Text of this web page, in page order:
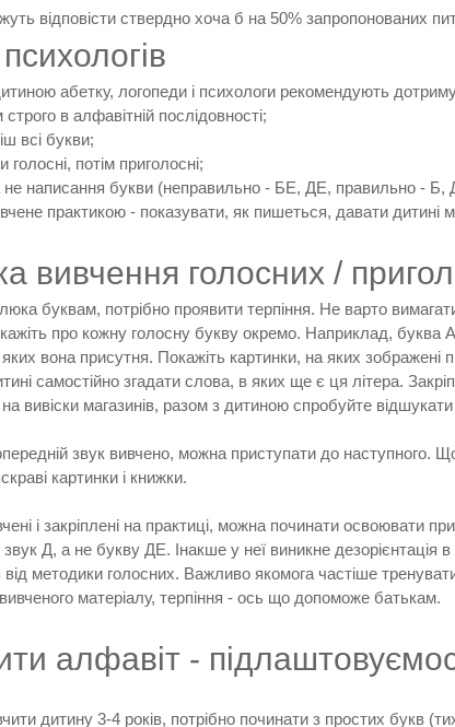
відповісти ствердно хоча б на 50% запропонованих
абетку, логопеди і психологи рекомендують
в алфавітній послідовності;
всі букви;
голосні, потім приголосні;
не написання букви (неправильно - БЕ, ДЕ, правильно - Б,
практикою - показувати, як пишеться, давати
вивчення голосних /
буквам, потрібно проявити терпіння. Не варто
про кожну голосну букву окремо. Наприклад, буква
яких вона присутня. Покажіть картинки, на яких
самостійно згадати слова, в яких ще є ця літера.
вивіски магазинів, разом з дитиною спробуйте
звук вивчено, можна приступати до наступного.
картинки і книжки.
і закріплені на практиці, можна починати освоювати
Д, а не букву ДЕ. Інакше у неї виникне
від методики голосних. Важливо якомога частіше
матеріалу, терпіння - ось що допоможе батькам.
алфавіт -
дитину 3-4 років, потрібно починати з простих букв